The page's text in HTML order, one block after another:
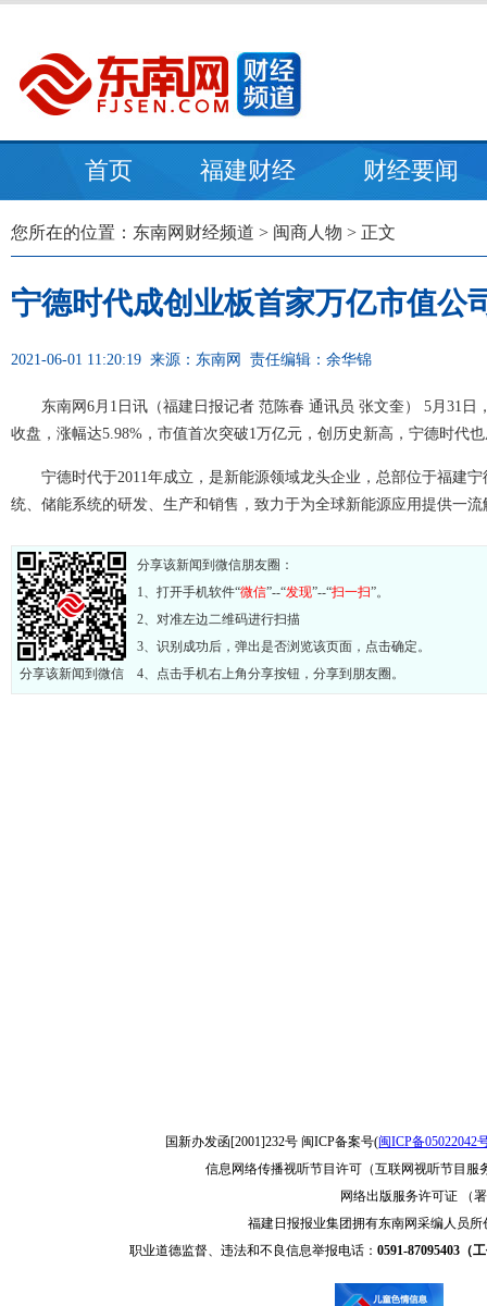
首页 福建财经 财经要闻
您所在的位置： 东南网财经频道 > 闽商人物 > 正文
宁德时代成创业板首家万亿市值公
2021-06-01 11:20:19 来源：东南网 责任编辑：余华锦
东南网6月1日讯（福建日报记者 范陈春 通讯员 张文奎） 5月31日
收盘，涨幅达5.98%，市值首次突破1万亿元，创历史新高，宁德时代
宁德时代于2011年成立，是新能源领域龙头企业，总部位于福建
统、储能系统的研发、生产和销售，致力于为全球新能源应用提供一流
分享该新闻到微信
分享该新闻到微信朋友圈：
1、打开手机软件“微信”--“发现”--“扫一扫”。
2、对准左边二维码进行扫描
3、识别成功后，弹出是否浏览该页面，点击确定。
4、点击手机右上角分享按钮，分享到朋友圈。